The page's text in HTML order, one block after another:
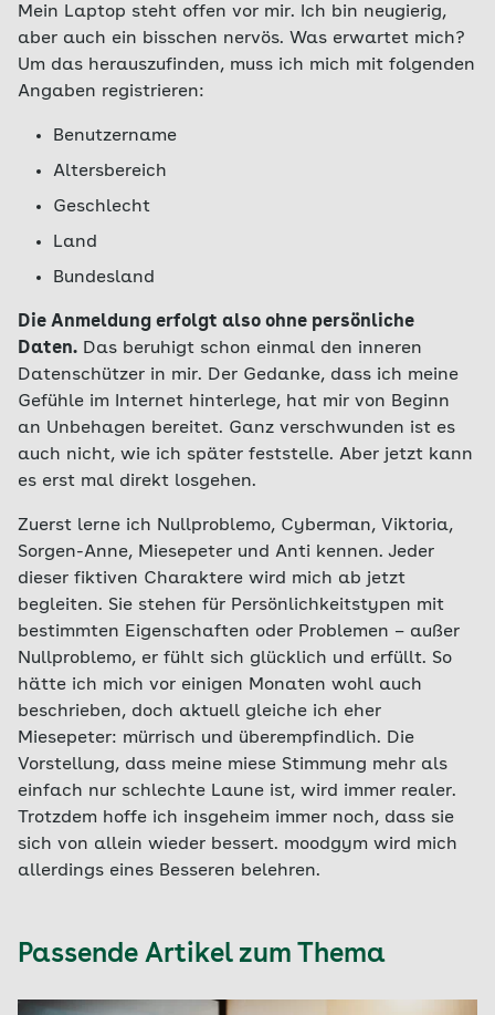
Mein Laptop steht offen vor mir. Ich bin neugierig,
aber auch ein bisschen nervös. Was erwartet mich?
Um das herauszufinden, muss ich mich mit folgenden
Angaben registrieren:
Benutzername
Altersbereich
Geschlecht
Land
Bundesland
Die Anmeldung erfolgt also ohne persönliche
Daten. Das beruhigt schon einmal den inneren
Datenschützer in mir. Der Gedanke, dass ich meine
Gefühle im Internet hinterlege, hat mir von Beginn
an Unbehagen bereitet. Ganz verschwunden ist es
auch nicht, wie ich später feststelle. Aber jetzt kann
es erst mal direkt losgehen.
Zuerst lerne ich Nullproblemo, Cyberman, Viktoria,
Sorgen-Anne, Miesepeter und Anti kennen. Jeder
dieser fiktiven Charaktere wird mich ab jetzt
begleiten. Sie stehen für Persönlichkeitstypen mit
bestimmten Eigenschaften oder Problemen – außer
Nullproblemo, er fühlt sich glücklich und erfüllt. So
hätte ich mich vor einigen Monaten wohl auch
beschrieben, doch aktuell gleiche ich eher
Miesepeter: mürrisch und überempfindlich. Die
Vorstellung, dass meine miese Stimmung mehr als
einfach nur schlechte Laune ist, wird immer realer.
Trotzdem hoffe ich insgeheim immer noch, dass sie
sich von allein wieder bessert. moodgym wird mich
allerdings eines Besseren belehren.
Passende Artikel zum Thema